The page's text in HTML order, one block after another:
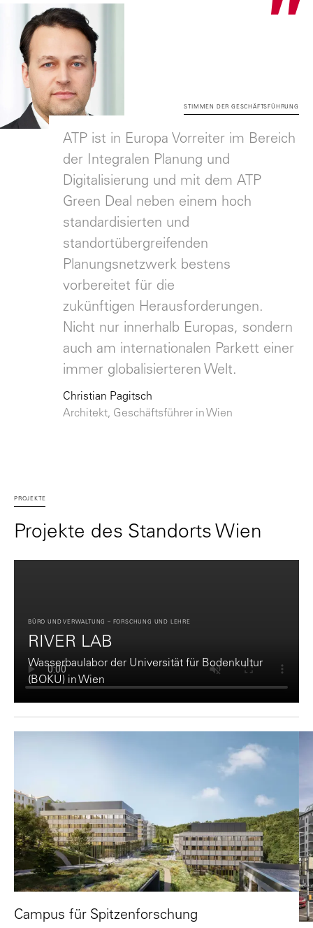
"
STIMMEN DER GESCHÄFTSFÜHRUNG
ATP ist in Europa Vorreiter im Bereich
der Integralen Planung und
Digitalisierung und mit dem ATP
Green Deal neben einem hoch
standardisierten und
standortübergreifenden
Planungsnetzwerk bestens
vorbereitet für die
zukünftigen Herausforderungen.
Nicht nur innerhalb Europas, sondern
auch am internationalen Parkett einer
immer globalisierteren Welt.
Christian Pagitsch
Architekt, Geschäftsführer in Wien
PROJEKTE
Projekte des Standorts Wien
BÜRO UND VERWALTUNG – FORSCHUNG UND LEHRE
RIVER LAB
Wasserbaulabor der Universität für Bodenkultur
(BOKU) in Wien
Campus für Spitzenforschung